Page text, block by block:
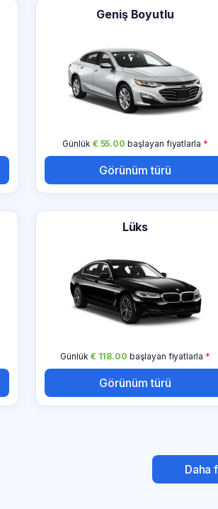
Geniş Boyutlu
Günlük € 55.00 başlayan fiyatlarla *
Görünüm türü
Lüks
Günlük € 118.00 başlayan fiyatlarla *
Görünüm türü
Daha